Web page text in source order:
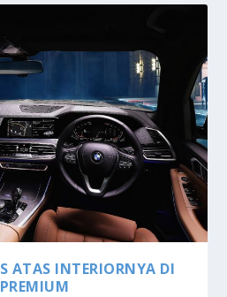
ATAS INTERIORNYA DI